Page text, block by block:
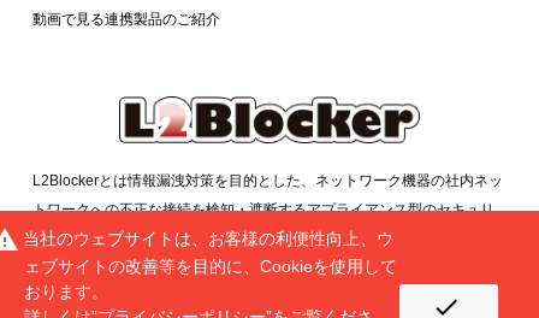
動画で見る連携製品のご紹介
L2Blockerとは情報漏洩対策を目的とした、ネットワーク機器の社内ネッ
トワークへの不正な接続を検知・遮断するアプライアンス型のセキュリ
ティシステムです。簡単に安価に導入できる点、多拠点対応、他のIT資産
管理システムとの連携などが特長となります。
当社のウェブサイトは、お客様の利便性向上、ウ
ェブサイトの改善等を目的に、Cookieを使用して
おります。
check